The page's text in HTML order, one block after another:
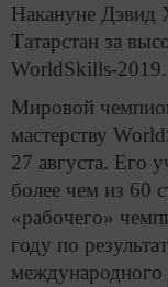
Накануне Дэвид
Татарстан за
WorldSkills-2019.
Мировой
мастерству
27 августа. Его
более чем из 60
«рабочего»
году по